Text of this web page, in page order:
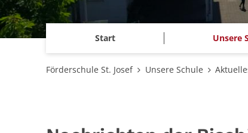
Start Unsere
Förderschule St. Josef Unsere Schule